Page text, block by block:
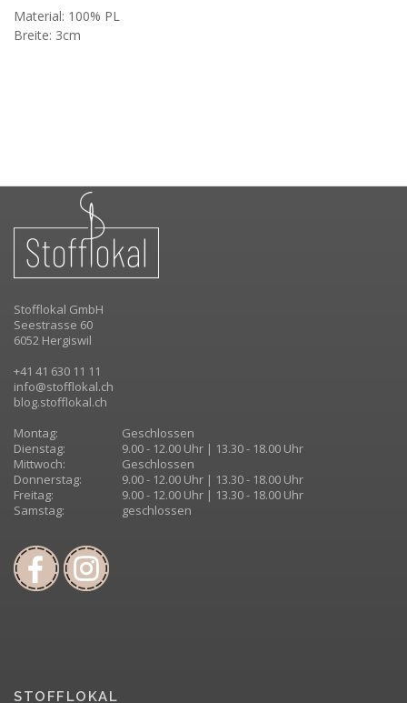
Material: 100% PL
Breite: 3cm
Stofflokal GmbH
Seestrasse 60
6052 Hergiswil
+41 41 630 11 11
info@stofflokal.ch
blog.stofflokal.ch
Montag:
Geschlossen
Dienstag:
9.00 - 12.00 Uhr | 13.30 - 18.00 Uhr
Mittwoch:
Geschlossen
Donnerstag:
9.00 - 12.00 Uhr | 13.30 - 18.00 Uhr
Freitag:
9.00 - 12.00 Uhr | 13.30 - 18.00 Uhr
Samstag:
geschlossen
STOFFLOKAL